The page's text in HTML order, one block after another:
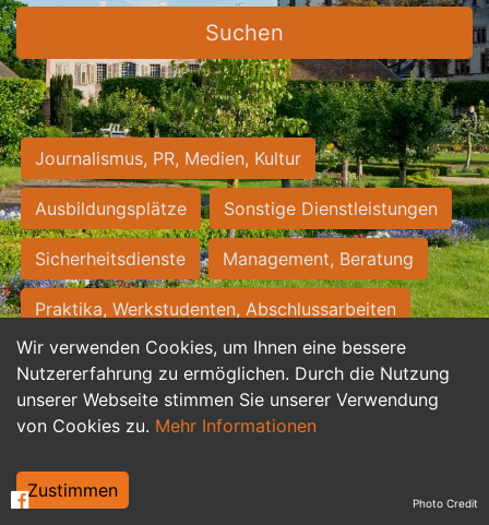
Wir verwenden Cookies, um Ihnen eine bessere
Nutzererfahrung zu ermöglichen. Durch die Nutzung
unserer Webseite stimmen Sie unserer Verwendung
von Cookies zu. Mehr Informationen
Zustimmen
Suchen
Journalismus, PR, Medien, Kultur
Ausbildungsplätze Sonstige Dienstleistungen
Sicherheitsdienste Management, Beratung
Praktika, Werkstudenten, Abschlussarbeiten
Personalwesen Assistenz, Sekretariat
Hilfskräfte, Aushilfs- und Nebenjobs
Weiterbildung, Studium, duale Ausbildung Photo Credit